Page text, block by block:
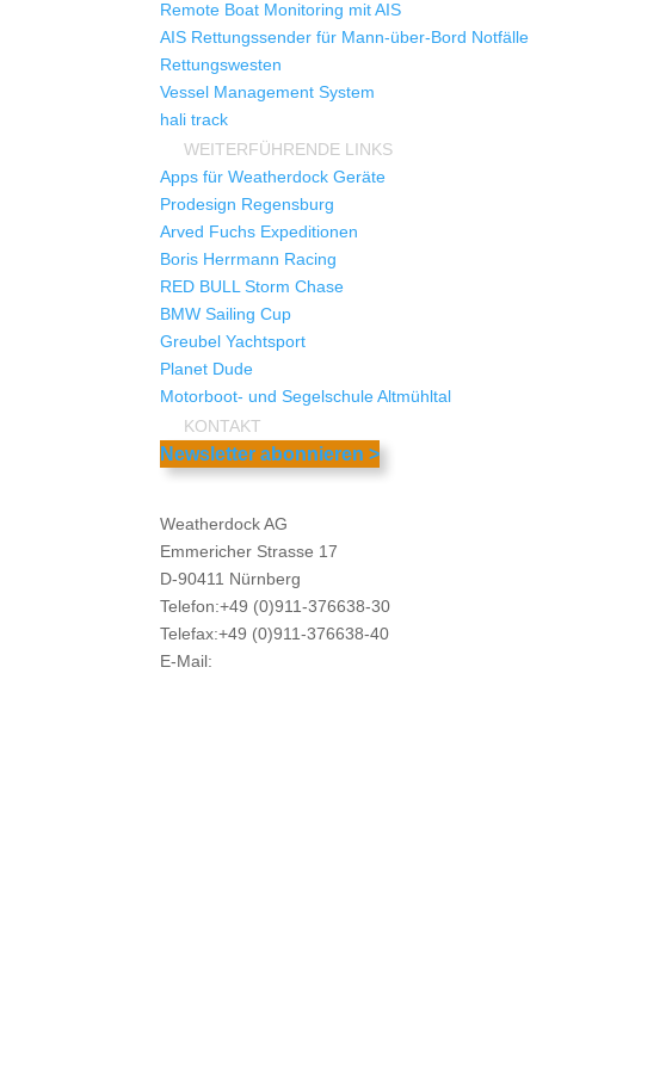
Remote Boat Monitoring mit AIS
AIS Rettungssender für Mann-über-Bord Notfälle
Rettungswesten
Vessel Management System
hali track
WEITERFÜHRENDE LINKS
Apps für Weatherdock Geräte
Prodesign Regensburg
Arved Fuchs Expeditionen
Boris Herrmann Racing
RED BULL Storm Chase
BMW Sailing Cup
Greubel Yachtsport
Planet Dude
Motorboot- und Segelschule Altmühltal
KONTAKT
Newsletter abonnieren >
Weatherdock AG
Emmericher Strasse 17
D-90411 Nürnberg
Telefon:+49 (0)911-376638-30
Telefax:+49 (0)911-376638-40
E-Mail: